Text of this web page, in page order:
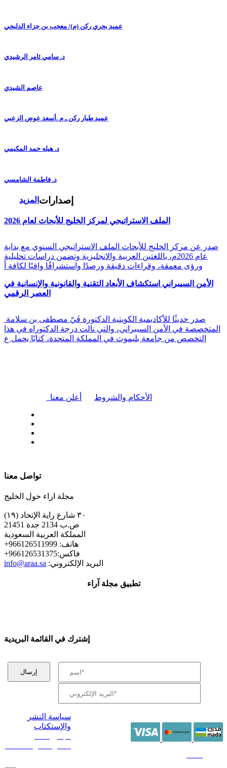
عميد بحري ركن (م)/ معجب بن جزاء الدلبحي
د. سامي ثامر الرشيدي
عاصم الشيدي
عميد طيار ركن ـ م .أسعد عوض الزعبي
د. هيله حمد المكيمي
د. فاطمة الشامسي
المزيد إصدارات
الملف الاستراتيجي لمركز الخليج للأبحاث لعام 2026
صدر عن مركز الخليج للأبحاث الملف الاستراتيجي السنوي مع بداية
عام 2026م، باللغتين العربية والانجليزية وتضمن دراسات تحليلية
ورؤى معمقة، وقراءات دقيقة ورصدًا واستشرافًا وافيًا لكافة أ
الأمن السيبراني استكشاف الأبعاد التقنية والقانونية والإنسانية في
العصر الرقمي
المتخصصة في الأمن السيبراني، والتي نالت درجة الدكتوراه في هذا
التخصص من جامعة بليموث في المملكة المتحدة، كتابًا يحمل ع
أعلن معنا الأحكام والشروط
تواصل معنا
مجلة اراء حول الخليج
٣٠ شارع راية الإتحاد (١٩)
ص.ب 2134 جدة 21451
المملكة العربية السعودية
+هاتف: 966126511999
+فاكس:966126531375
info@araa.sa :البريد الإلكتروني
تطبيق مجلة آراء
إشترك في القائمة البريدية
سياسة النشر
والإستكتاب